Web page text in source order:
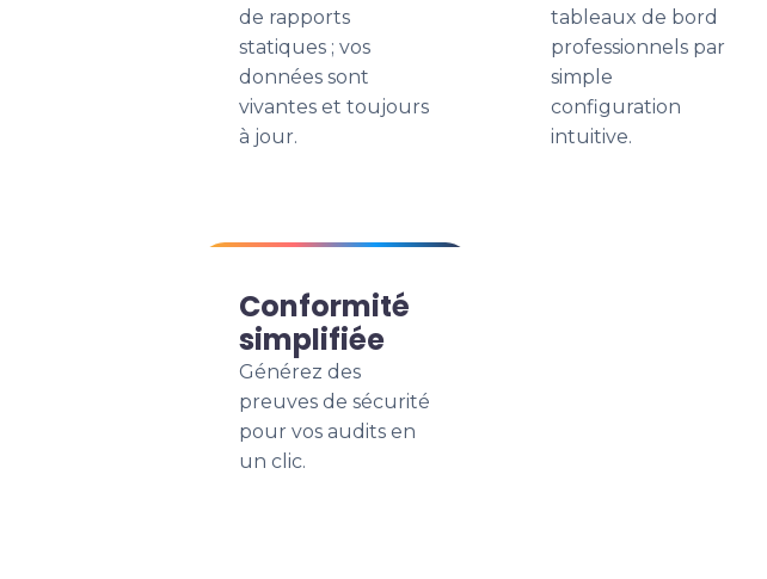
de rapports
statiques ; vos
données sont
vivantes et toujours
à jour.
tableaux de bord
professionnels par
simple
configuration
intuitive.
Conformité
simplifiée
Générez des
preuves de sécurité
pour vos audits en
un clic.